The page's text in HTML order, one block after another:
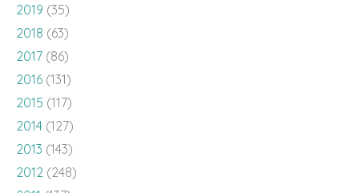
2019 (35)
2018 (63)
2017 (86)
2016 (131)
2015 (117)
2014 (127)
2013 (143)
2012 (248)